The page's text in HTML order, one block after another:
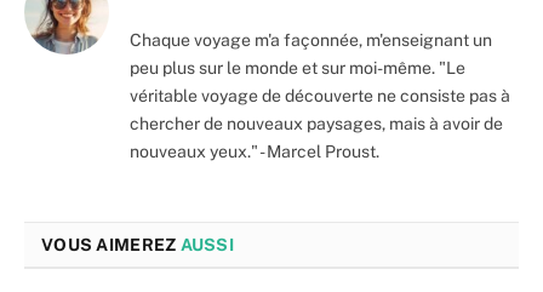
Chaque voyage m'a façonnée, m'enseignant un
peu plus sur le monde et sur moi-même. "Le
véritable voyage de découverte ne consiste pas à
chercher de nouveaux paysages, mais à avoir de
nouveaux yeux." - Marcel Proust.
VOUS AIMEREZ AUSSI